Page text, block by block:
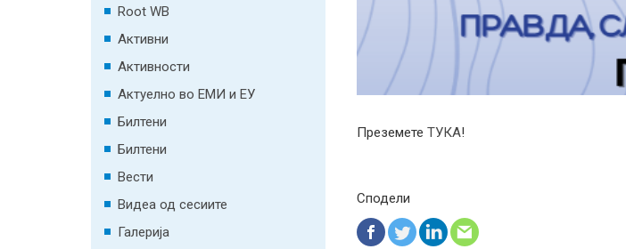
Root WB
Активни
Активности
Актуелно во ЕМИ и ЕУ
Билтени
Билтени
Вести
Видеа од сесиите
Галерија
Преземете ТУКА!
Сподели